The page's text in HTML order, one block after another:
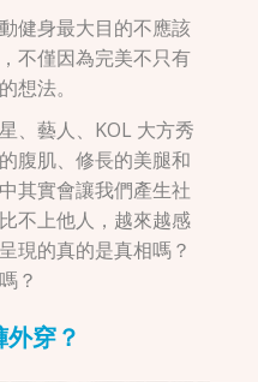
健身最大目的不應該
不僅因為完美不只有
想法。
、藝人、KOL 大方秀
腹肌、修長的美腿和
其實會讓我們產生社
不上他人，越來越感
現的真的是真相嗎？
？
穿？